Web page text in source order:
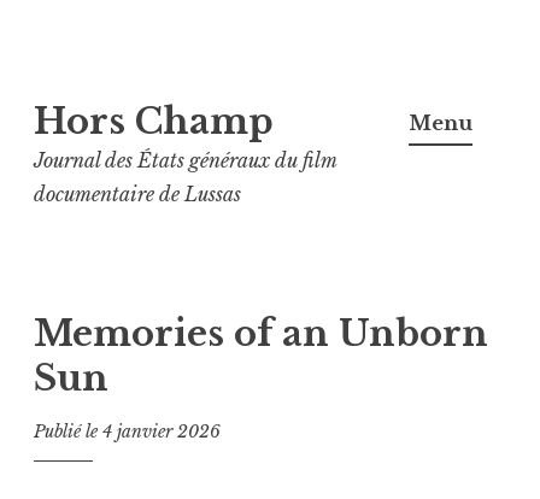
au
contenu
principal
Hors Champ
Journal des États généraux du film
documentaire de Lussas
Menu
Memories of an Unborn
Sun
Publié le4 janvier 2026